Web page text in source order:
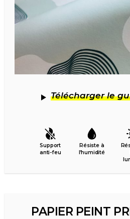
Télécharger le
Support
anti-feu
Résiste à
l’humidité
PAPIER PEINT